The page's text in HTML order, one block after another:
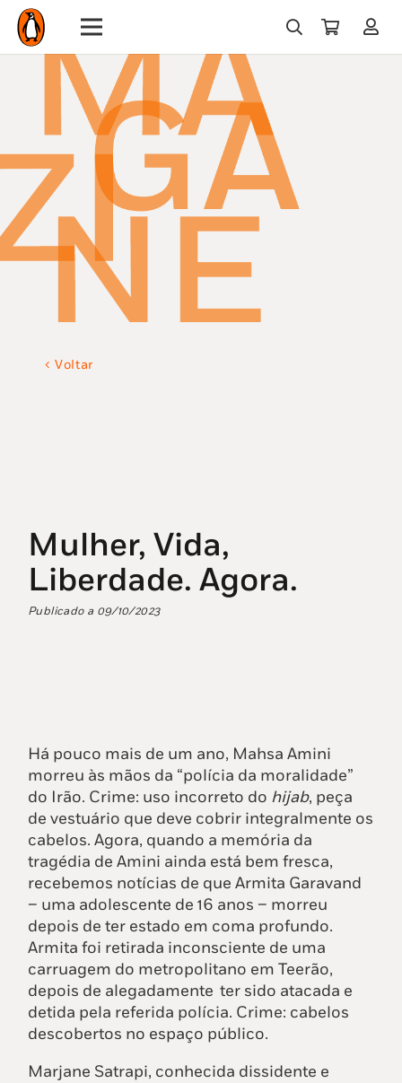
Voltar
Mulher, Vida,
Liberdade. Agora.
Publicado a 09/10/2023
Há pouco mais de um ano, Mahsa Amini
morreu às mãos da “polícia da moralidade”
do Irão. Crime: uso incorreto do hijab, peça
de vestuário que deve cobrir integralmente os
cabelos. Agora, quando a memória da
tragédia de Amini ainda está bem fresca,
recebemos notícias de que Armita Garavand
– uma adolescente de 16 anos – morreu
depois de ter estado em coma profundo.
Armita foi retirada inconsciente de uma
carruagem do metropolitano em Teerão,
depois de alegadamente ter sido atacada e
detida pela referida polícia. Crime: cabelos
descobertos no espaço público.
Marjane Satrapi, conhecida dissidente e